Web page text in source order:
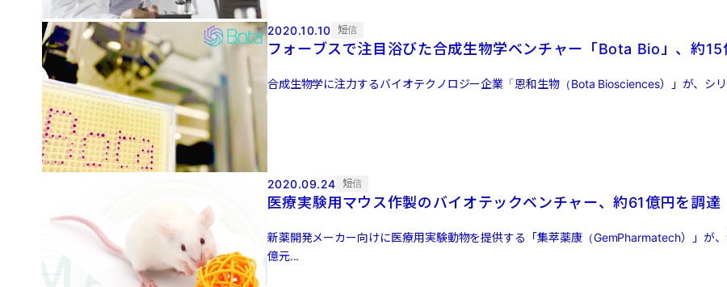
2020.10.10 短信
フォーブスで注目浴びた合成生物学ベンチャー「Bota Bio」、約15
合成生物学に注力するバイオテクノロジー企業「恩和生物（Bota Biosciences）」が、シ
2020.09.24 短信
医療実験用マウス作製のバイオテックベンチャー、約61億円を調達
新薬開発メーカー向けに医療用実験動物を提供する「集萃薬康（GemPharmatech）」が
億元...